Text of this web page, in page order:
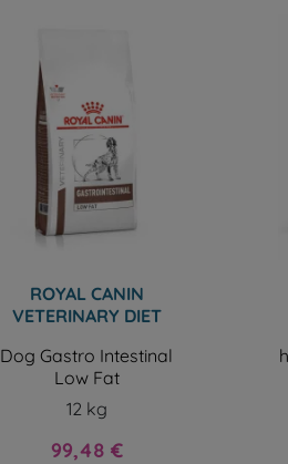
ROYAL CANIN
VETERINARY DIET
Dog Gastro Intestinal
Low Fat
12 kg
Prix
99,48 €